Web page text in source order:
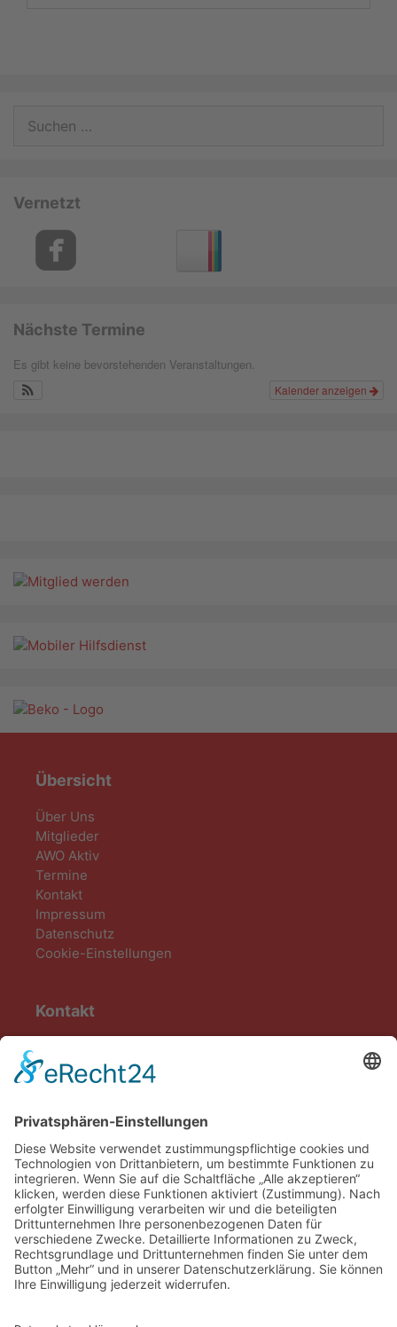
nach:
Vernetzt
Nächste Termine
Es gibt keine bevorstehenden Veranstaltungen.
Kalender anzeigen
Übersicht
Über Uns
Mitglieder
AWO Aktiv
Termine
Kontakt
Impressum
Datenschutz
Cookie-Einstellungen
Kontakt
Zimmerplatz 5
35452 Heuchelheim an der Lahn
info@awo-heuchelheim-kinzenbach.de
zum Kontaktformular
Bankverbindung
Volksbank Heuchelheim
IBAN: DE13513610210000010111
BIC: GENODE51HHE